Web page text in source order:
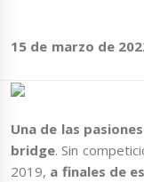
15 de marzo de
Una de las
bridge. Sin
2019, a finales de